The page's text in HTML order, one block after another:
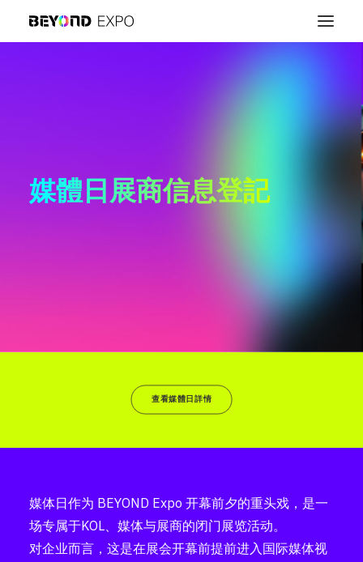
媒體日展商信息登記
媒体日作为 BEYOND Expo 开幕前夕的重头戏，是一
场专属于KOL、媒体与展商的闭门展览活动。
对企业而言，这是在展会开幕前提前进入国际媒体视
查看媒體日詳情